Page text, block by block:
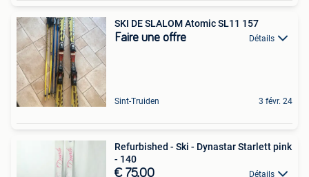
SKI DE SLALOM Atomic SL11 157
Faire une offre Détails
Sint-Truiden 3 févr. 24
Refurbished - Ski - Dynastar Starlett pink
- 140
€ 75,00 Détails